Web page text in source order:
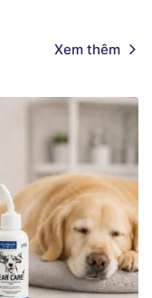
Xem thêm